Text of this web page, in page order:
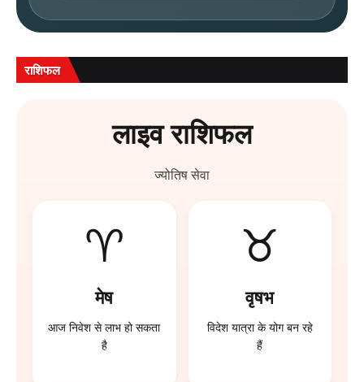
राशिफल
लाइव राशिफल
ज्योतिष सेवा
♈
मेष
आज निवेश से लाभ हो सकता
है
♉
वृषभ
विदेश यात्रा के योग बन रहे
हैं